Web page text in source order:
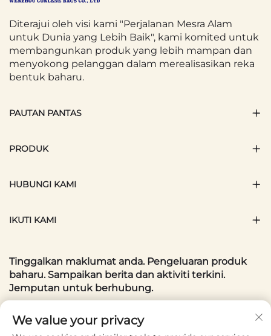
Beg Kosmetik menggabungkan
kefungsian dengan gaya, menawarkan
pelbagai pilihan bergaya dan boleh
disuaikan.
dan acara.
mempunyai tepi kulit, aksesori logam,
hadir dalam fabrik menarik seperti kanvas
atau neoprena.
Ramai jenama membenarkan
penyesuaian Beg Kecantikan, seperti
Diterajui oleh visi kami "Perjalanan Mesra Alam
untuk Dunia yang Lebih Baik", kami komited untuk
membangunkan produk yang lebih mampan dan
menyokong pelanggan dalam merealisasikan reka
bentuk baharu.
PAUTAN PANTAS
PRODUK
HUBUNGI KAMI
IKUTI KAMI
Tinggalkan maklumat anda. Pengeluaran produk
baharu. Sampaikan berita dan aktiviti terkini.
Jemputan untuk berhubung.
E-mel Anda
We value your privacy